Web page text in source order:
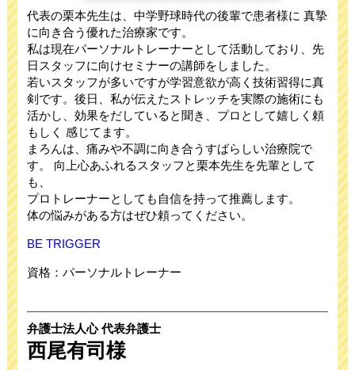
代表の栗本先生は、中学野球時代の後輩で患者様に 真摯
に向き合う優れた治療家です。
私は現在パーソナルトレーナーとして活動しており、先
日スタッフに向けセミナーの講師をしました。
若いスタッフが多いですが学習意欲が高く技術習得に真
剣です。後日、私が伝えたストレッチを実際の施術にも
活かし、効果をだしていると聞き、プロとして嬉しく頼
もしく 感じてます。
まろんは、痛みや不調に向き合うすばらしい治療院で
す。 向上心あふれるスタッフと栗本先生を先輩として
も、
プロトレーナーとしても自信を持って推薦します。
体の悩みがある方はぜひ頼ってください。
BE TRIGGER
資格：パーソナルトレーナー
弁護士法人心 代表弁護士
西尾有司様